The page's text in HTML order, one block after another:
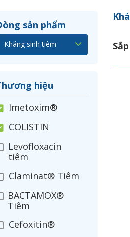
sản phẩm
hiệu
Imetoxim®
COLISTIN
Levofloxacin
tiêm
Claminat® Tiêm
BACTAMOX®
Tiêm
Cefoxitin®